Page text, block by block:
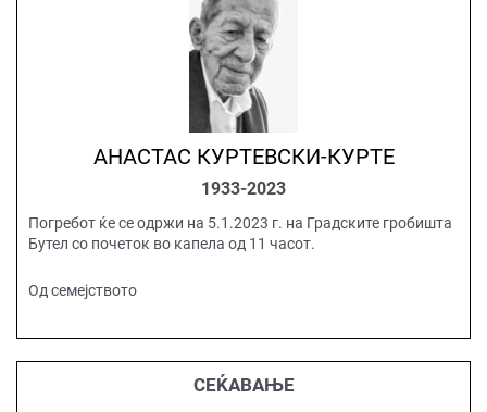
АНАСТАС КУРТЕВСКИ-КУРТЕ
1933-2023
Погребот ќе се одржи на 5.1.2023 г. на Градските гробишта
Бутел со почеток во капела од 11 часот.
Од семејството
СЕЌАВАЊЕ